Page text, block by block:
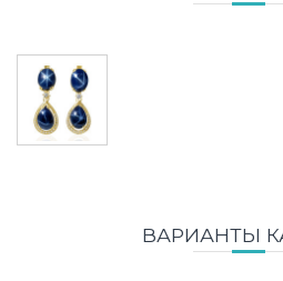
ВАРИАНТЫ